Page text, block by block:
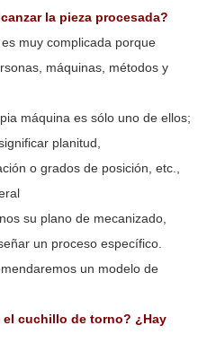
la pieza procesada?
muy complicada porque
máquinas, métodos y
máquina es sólo uno de ellos;
planitud,
o grados de posición, etc.,
su plano de mecanizado,
un proceso específico.
un modelo de
cuchillo de torno? ¿Hay